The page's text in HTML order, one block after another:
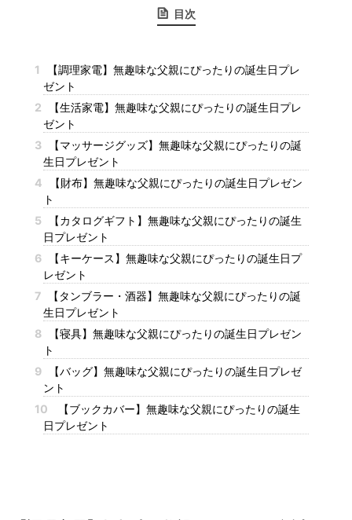
目次
1
【調理家電】無趣味な父親にぴったりの誕生日プレ
ゼント
2
【生活家電】無趣味な父親にぴったりの誕生日プレ
ゼント
3
【マッサージグッズ】無趣味な父親にぴったりの誕
生日プレゼント
4
【財布】無趣味な父親にぴったりの誕生日プレゼン
ト
5
【カタログギフト】無趣味な父親にぴったりの誕生
日プレゼント
6
【キーケース】無趣味な父親にぴったりの誕生日プ
レゼント
7
【タンブラー・酒器】無趣味な父親にぴったりの誕
生日プレゼント
8
【寝具】無趣味な父親にぴったりの誕生日プレゼン
ト
9
【バッグ】無趣味な父親にぴったりの誕生日プレゼ
ント
10
【ブックカバー】無趣味な父親にぴったりの誕生
日プレゼント